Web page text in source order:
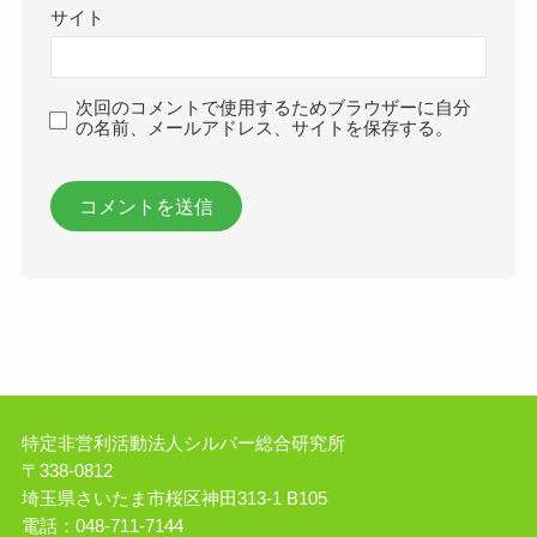
サイト
次回のコメントで使用するためブラウザーに自分
の名前、メールアドレス、サイトを保存する。
特定非営利活動法人シルバー総合研究所
〒338-0812
埼玉県さいたま市桜区神田313-1 B105
電話：048-711-7144